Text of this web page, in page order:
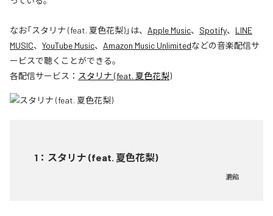
なお「スタリナ (feat. 夏色花梨)」は、 Apple Music、 Spotify、 LINE
MUSIC、 YouTube Music、 Amazon Music Unlimitedなどの音楽配信サ
ービスで聴くことができる。
各配信サービス： スタリナ (feat. 夏色花梨)
1 ： スタリナ (feat. 夏色花梨)
漉餡